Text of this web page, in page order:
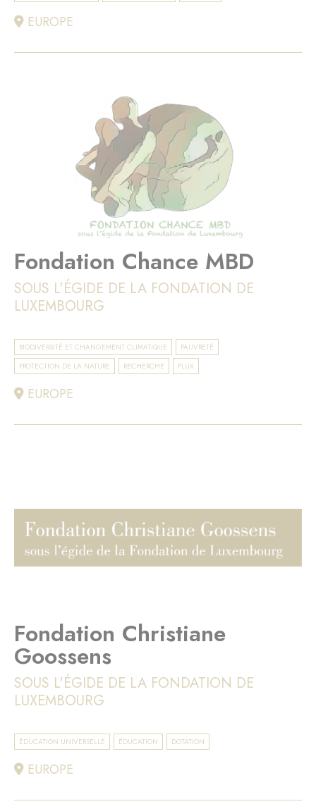
EUROPE
Fondation Chance MBD
SOUS L'ÉGIDE DE LA FONDATION DE
LUXEMBOURG
BIODIVERSITÉ ET CHANGEMENT CLIMATIQUE
PAUVRETÉ
PROTECTION DE LA NATURE
RECHERCHE FLUX
EUROPE
Fondation Christiane
Goossens
SOUS L'ÉGIDE DE LA FONDATION DE
LUXEMBOURG
ÉDUCATION UNIVERSELLE ÉDUCATION DOTATION
EUROPE